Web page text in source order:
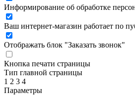
Информирование об обработке
Ваш интернет-магазин работает по
Отображать блок "Заказать звонок"
Кнопка печати страницы
Тип главной страницы
1 2 3 4
Параметры